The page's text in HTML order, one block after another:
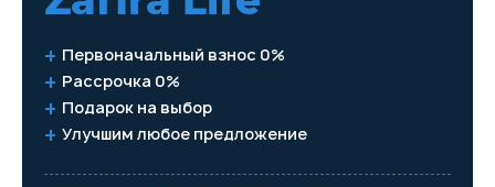
Первоначальный взнос 0%
Рассрочка 0%
Подарок на выбор
Улучшим любое предложение